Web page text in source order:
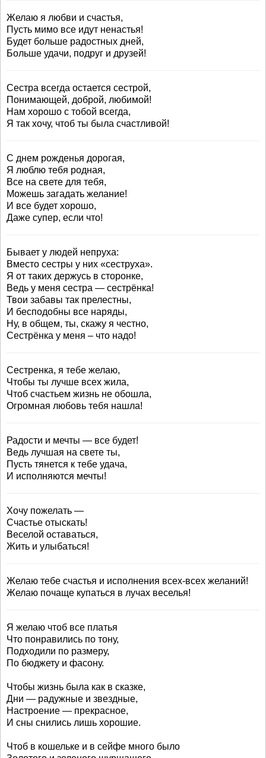
Желаю я любви и счастья,
Пусть мимо все идут ненастья!
Будет больше радостных дней,
Больше удачи, подруг и друзей!
Сестра всегда остается сестрой,
Понимающей, доброй, любимой!
Нам хорошо с тобой всегда,
Я так хочу, чтоб ты была счастливой!
С днем рожденья дорогая,
Я люблю тебя родная,
Все на свете для тебя,
Можешь загадать желание!
И все будет хорошо,
Даже супер, если что!
Бывает у людей непруха:
Вместо сестры у них «сеструха».
Я от таких держусь в сторонке,
Ведь у меня сестра — сестрёнка!
Твои забавы так прелестны,
И бесподобны все наряды,
Ну, в общем, ты, скажу я честно,
Сестрёнка у меня – что надо!
Сестренка, я тебе желаю,
Чтобы ты лучше всех жила,
Чтоб счастьем жизнь не обошла,
Огромная любовь тебя нашла!
Радости и мечты — все будет!
Ведь лучшая на свете ты,
Пусть тянется к тебе удача,
И исполняются мечты!
Хочу пожелать —
Счастье отыскать!
Веселой оставаться,
Жить и улыбаться!
Желаю тебе счастья и исполнения всех-всех желаний!
Желаю почаще купаться в лучах веселья!
Я желаю чтоб все платья
Что понравились по тону,
Подходили по размеру,
По бюджету и фасону.
Чтобы жизнь была как в сказке,
Дни — радужные и звездные,
Настроение — прекрасное,
И сны снились лишь хорошие.
Чтоб в кошельке и в сейфе много было